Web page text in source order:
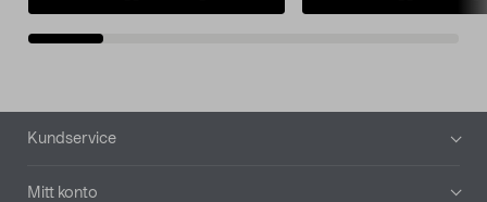
Sidfot
Kundservice
Mitt konto